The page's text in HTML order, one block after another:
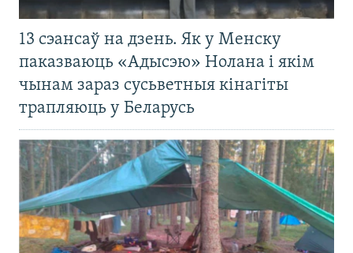
13 сэансаў на дзень. Як у Менску
паказваюць «Адысэю» Нолана і якім
чынам зараз сусьветныя кінагіты
трапляюць у Беларусь